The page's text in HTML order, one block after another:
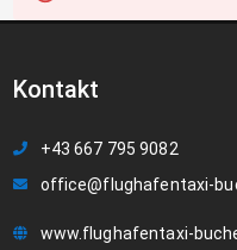
Kontakt
+43 667 795 9082
office@flughafentaxi-
www.flughafentaxi-